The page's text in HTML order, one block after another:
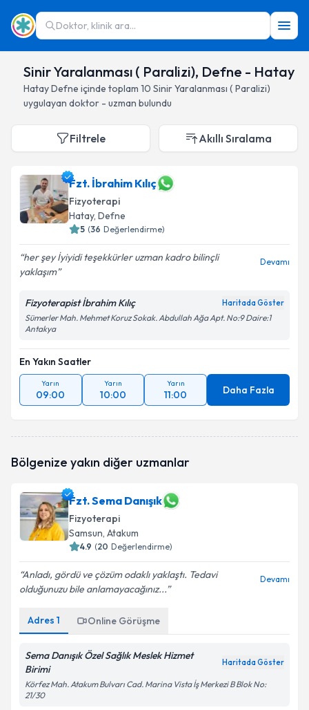
Doktor, klinik ara...
Sinir Yaralanması ( Paralizi), Defne - Hatay
HatayDefne içinde toplam 10 Sinir Yaralanması ( Paralizi)
uygulayan doktor - uzman bulundu
Filtrele Akıllı Sıralama
Fzt. İbrahim Kılıç
Fizyoterapi
Hatay, Defne
5 (36 Değerlendirme)
her şey İyiyidi teşekkürler uzman kadro bilinçli
yaklaşım
Devamı
Fizyoterapist İbrahim Kılıç Haritada Göster
Sümerler Mah. Mehmet Koruz Sokak. Abdullah Ağa Apt. No:9 Daire:1
Antakya
En Yakın Saatler
Yarın
09:00
Yarın
10:00
Yarın
11:00 Daha Fazla
Bölgenize yakın diğer uzmanlar
Fzt. Sema Danışık
Fizyoterapi
Samsun, Atakum
4.9 (20 Değerlendirme)
Anladı, gördü ve çözüm odaklı yaklaştı. Tedavi
olduğunuzu bile anlamayacağınız...
Devamı
Adres 1 Online Görüşme
Sema Danışık Özel Sağlık Meslek Hizmet
Birimi
Haritada Göster
Körfez Mah. Atakum Bulvarı Cad. Marina Vista İş Merkezi B Blok No:
21/30